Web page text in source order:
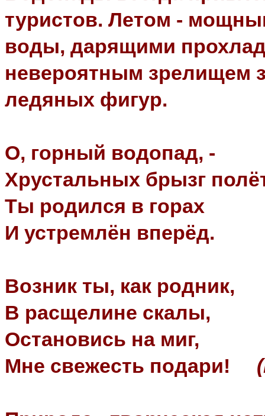
туристов. Летом -
воды, дарящими
невероятным зрелищем
ледяных фигур.
О, горный водопад, -
Хрустальных брызг
Ты родился в горах
И устремлён вперёд.
Возник ты, как родник,
В расщелине скалы,
Остановись на миг,
Мне свежесть подари!